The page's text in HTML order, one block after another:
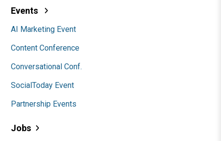
Events
AI Marketing Event
Content Conference
Conversational Conf.
SocialToday Event
Partnership Events
Jobs